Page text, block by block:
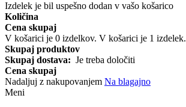
Izdelek je bil uspešno dodan v vašo košarico
Količina
Cena skupaj
V košarici je 0 izdelkov. V košarici je 1 izdelek.
Skupaj produktov
Skupaj dostava: Je treba določiti
Cena skupaj
Nadaljuj z nakupovanjem Na blagajno
Meni